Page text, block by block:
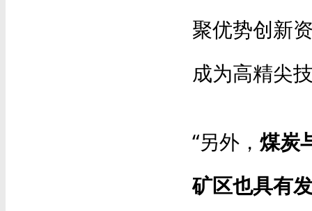
聚优势创新
成为高精尖
“另外， 煤炭
矿区也具有